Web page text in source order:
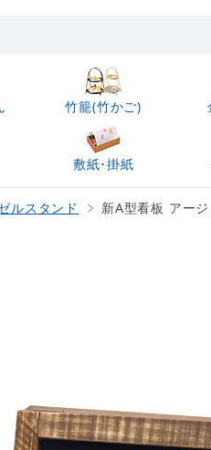
竹籠(竹かご)
敷紙･掛紙
ルスタンド 新A型看板 アー